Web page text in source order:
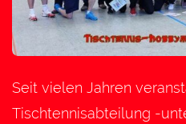
Seit vielen Jahren
Tischtennisabteilung -